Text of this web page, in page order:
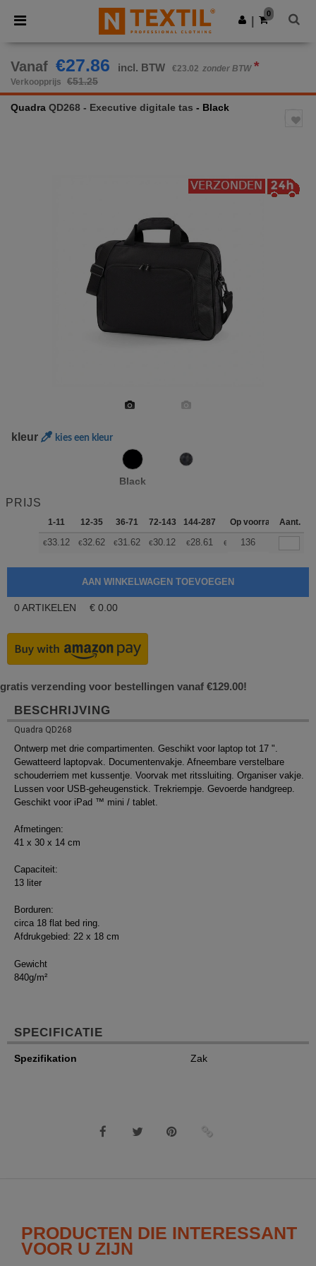
× Ntextil-app
Betere prijzen in de app!
Download app
0
Vanaf €27.86 incl. BTW €23.02 zonder BTW *
Verkoopprijs €51.25
Quadra QD268 - Executive digitale tas - Black
kleur kies een kleur
Black
PRIJS
1-11 12-35 36-71 72-143 144-287 288 + Meer
Op voorraadAant.
€33.12 €32.62 €31.62 €30.12 €28.61 € 27.86
136
0 ARTIKELEN € 0.00
gratis verzending voor bestellingen vanaf €129.00!
BESCHRIJVING
Quadra QD268
Ontwerp met drie compartimenten. Geschikt voor laptop tot 17 ".
Gewatteerd laptopvak. Documentenvakje. Afneembare verstelbare
schouderriem met kussentje. Voorvak met ritssluiting. Organiser vakje.
Lussen voor USB-geheugenstick. Trekriempje. Gevoerde handgreep.
Geschikt voor iPad ™ mini / tablet.
Afmetingen:
41 x 30 x 14 cm
Capaciteit:
13 liter
Borduren:
circa 18 flat bed ring.
Afdrukgebied: 22 x 18 cm
Gewicht
840g/m²
SPECIFICATIE
Spezifikation Zak
PRODUCTEN DIE INTERESSANT
VOOR U ZIJN